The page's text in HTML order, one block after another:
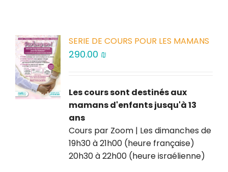
SERIE DE COURS POUR LES MAMANS
290.00 ₪
Les cours sont destinés aux
mamans d'enfants jusqu'à 13
ans
Cours par Zoom | Les dimanches de
19h30 à 21h00 (heure française)
20h30 à 22h00 (heure israélienne)